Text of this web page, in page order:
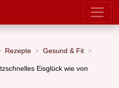
Rezepte Gesund & Fit
Eisglück wie von